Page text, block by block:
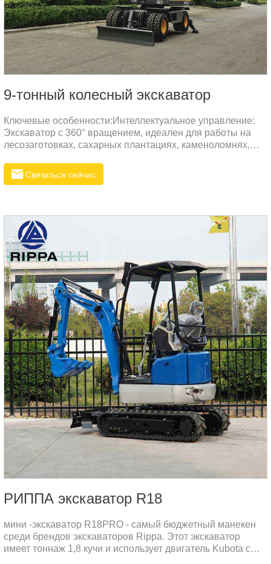
9-тонный колесный экскаватор
Ключевые особенности:Интеллектуальное управление:
Экскаватор с 360° вращением, идеален для работы на
лесозаготовках, сахарных плантациях, каменоломнях,
Связаться сейчас
РИППА экскаватор R18
мини -экскаватор R18PRO - самый бюджетный манекен
среди брендов экскаваторов Rippa. Этот экскаватор
имеет тоннаж 1,8 кучи и использует двигатель Kubota с